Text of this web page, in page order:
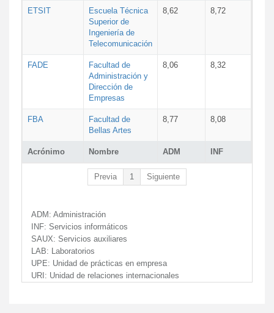
Acrónimo Nombre ADM INF
ETSIT
Escuela Técnica
Superior de
Ingeniería de
Telecomunicación
8,62 8,72
FADE
Facultad de
Administración y
Dirección de
Empresas
8,06 8,32
FBA
Facultad de
Bellas Artes
8,77 8,08
Previa 1 Siguiente
ADM: Administración
INF: Servicios informáticos
SAUX: Servicios auxiliares
LAB: Laboratorios
UPE: Unidad de prácticas en empresa
URI: Unidad de relaciones internacionales